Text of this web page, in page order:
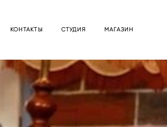
КОНТАКТЫ СТУДИЯ МАГАЗИН